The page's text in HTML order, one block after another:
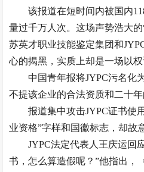
该报道在短时间内被国内
量过千万人次。这场声势浩大
苏英才职业技能鉴定集团和
心的揭黑，实质上却是一场以权
中国青年报将JYPC污名化
不提该企业的合法资质和二十年
报道集中攻击JYPC证书使
业资格”字样和国徽标志，却故
JYPC法定代表人王庆运回
书，怎么算造假呢？”他指出，